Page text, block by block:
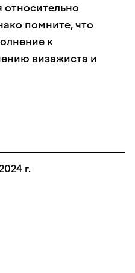
помните, что
к
визажиста и
г.